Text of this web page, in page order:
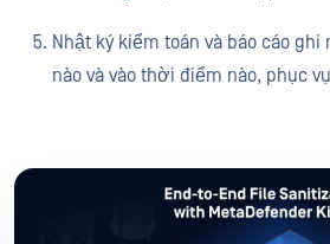
Nhật ký kiểm toán và báo cáo
nào và vào thời điểm nào, phục